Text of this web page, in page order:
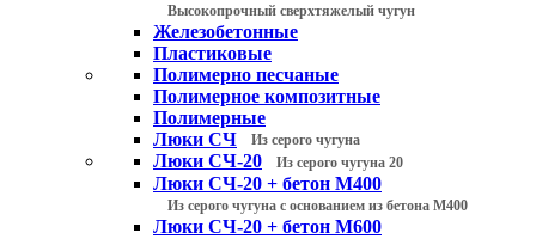
Высокопрочный сверхтяжелый чугун
Железобетонные
Пластиковые
Полимерно песчаные
Полимерное композитные
Полимерные
Люки СЧ
Из серого чугуна
Люки СЧ-20 Из серого чугуна 20
Люки СЧ-20 + бетон М400
Из серого чугуна с основанием из бетона М400
Люки СЧ-20 + бетон М600